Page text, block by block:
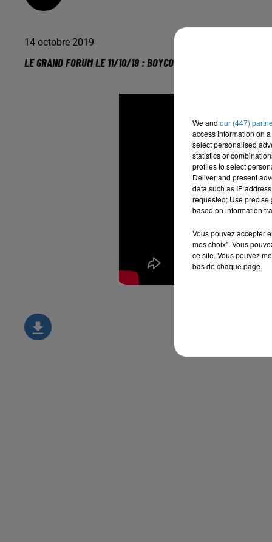
14 octobre 2019
LE GRAND FORUM LE 11/10/19 : BOYCOTTER CNEWS CAR
We and our (447)
access information on
select personalised
statistics or
profiles to select
Deliver and present
data such as IP
requested; Use precise
based on information
Vous pouvez accepter
mes choix". Vous
ce site. Vous pouvez
bas de chaque page.